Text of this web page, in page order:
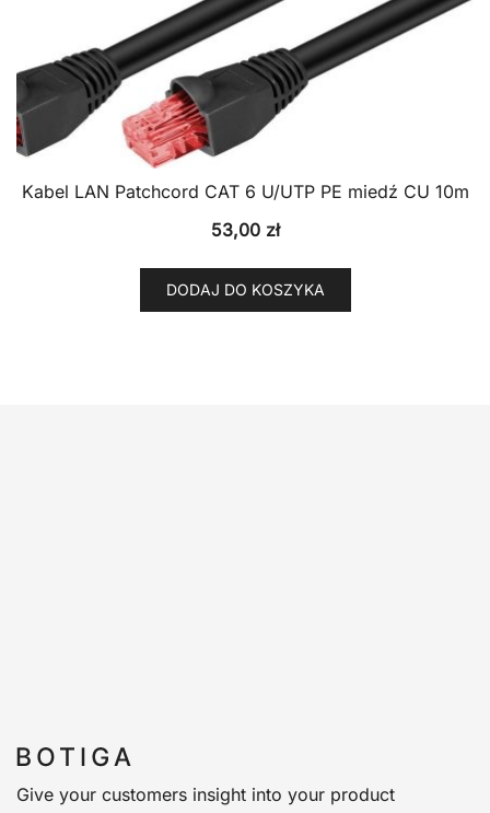
Kabel LAN Patchcord CAT 6 U/UTP PE miedź CU 10m
53,00 zł
DODAJ DO KOSZYKA
Give your customers insight into your product